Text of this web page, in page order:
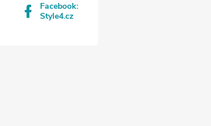
Facebook:
Style4.cz